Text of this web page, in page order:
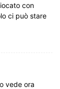
con
ci può stare
vede ora